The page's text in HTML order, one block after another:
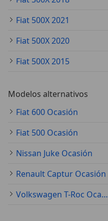
Fiat 500X 2021
Fiat 500X 2020
Fiat 500X 2015
Modelos alternativos
Fiat 600 Ocasión
Fiat 500 Ocasión
Nissan Juke Ocasión
Renault Captur Ocasión
Volkswagen T-Roc Ocasión